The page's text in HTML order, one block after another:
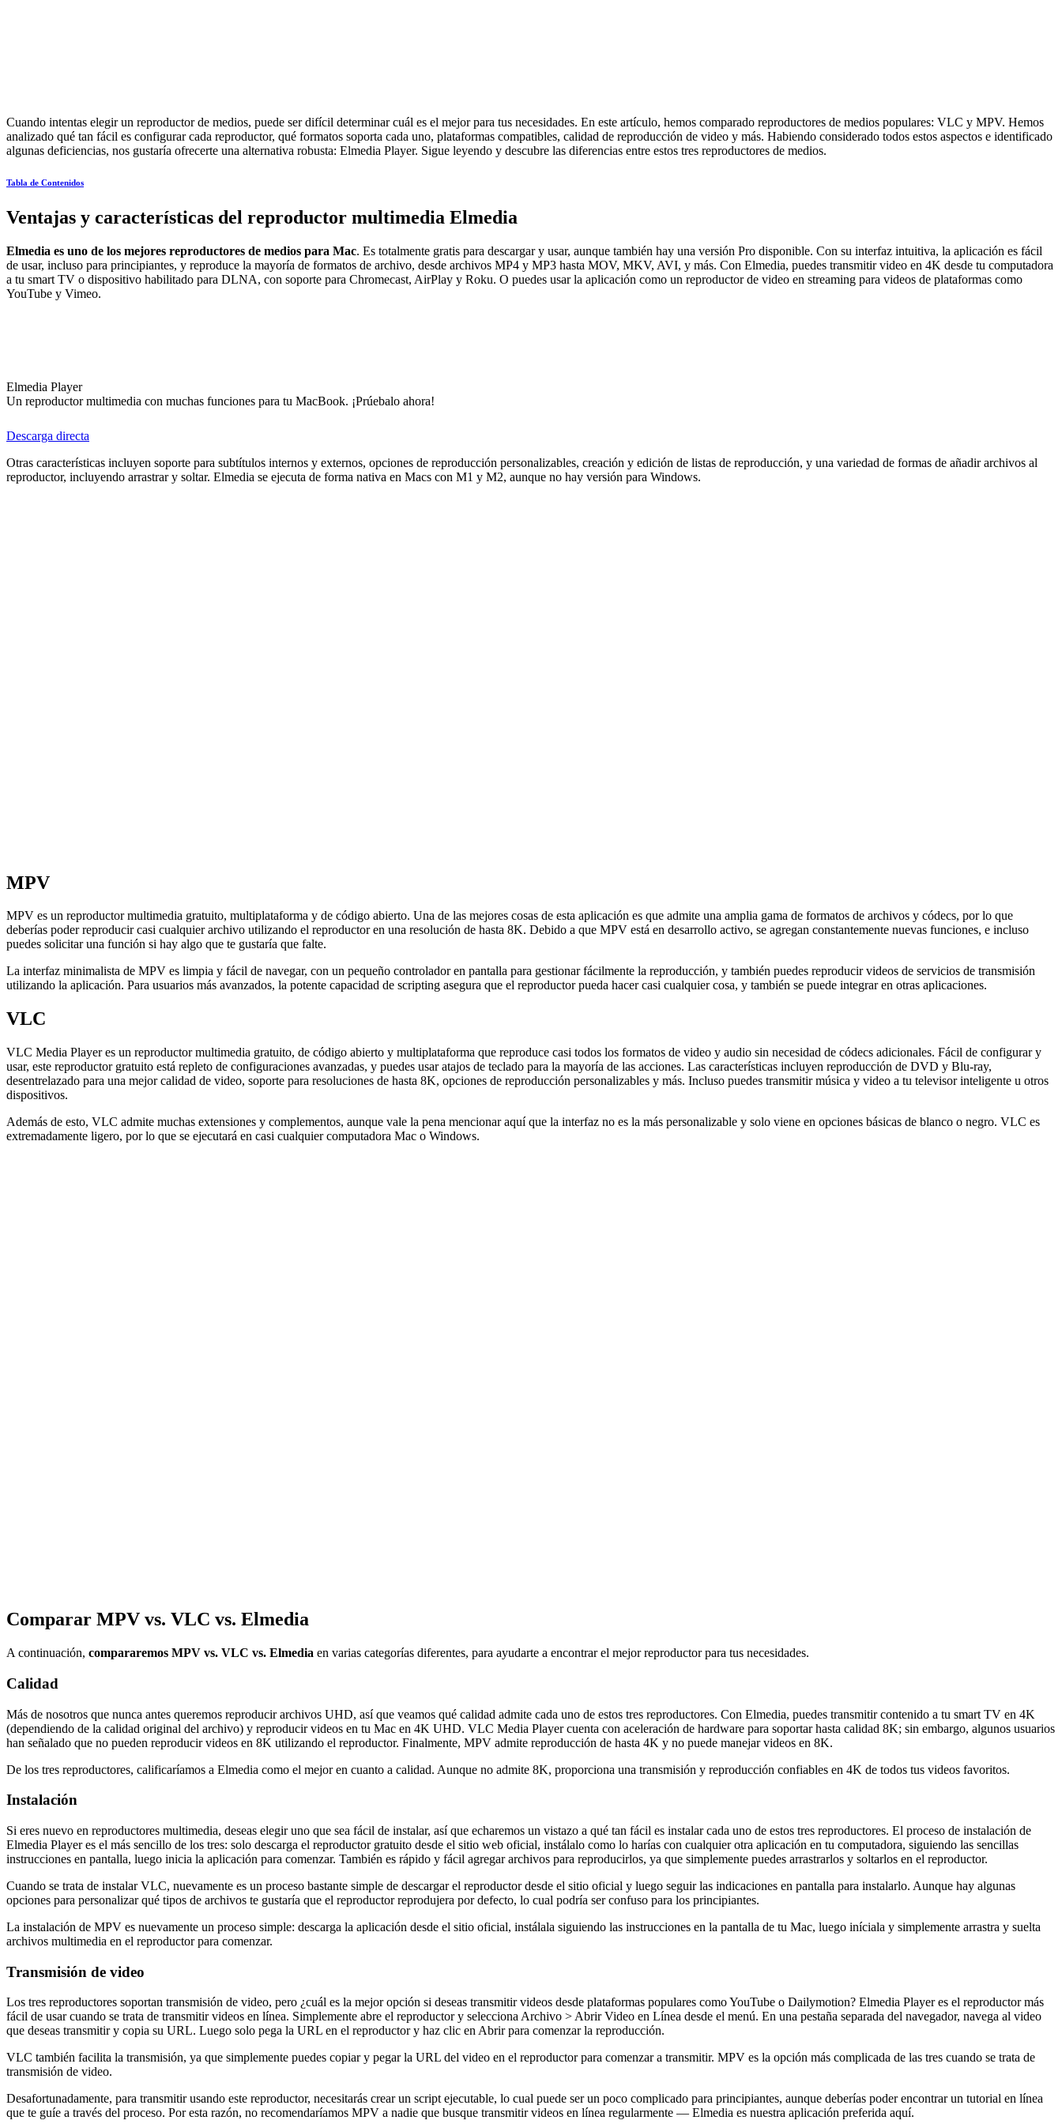
Cuando intentas elegir un reproductor de medios, puede ser difícil determinar cuál es el mejor para tus necesidades. En este artículo, hemos comparado reproductores de medios populares: VLC y MPV. Hemos
analizado qué tan fácil es configurar cada reproductor, qué formatos soporta cada uno, plataformas compatibles, calidad de reproducción de video y más. Habiendo considerado todos estos aspectos e identificado
algunas deficiencias, nos gustaría ofrecerte una alternativa robusta: Elmedia Player. Sigue leyendo y descubre las diferencias entre estos tres reproductores de medios.
Tabla de Contenidos
Ventajas y características del reproductor multimedia Elmedia
Elmedia es uno de los mejores reproductores de medios para Mac. Es totalmente gratis para descargar y usar, aunque también hay una versión Pro disponible. Con su interfaz intuitiva, la aplicación es fácil
de usar, incluso para principiantes, y reproduce la mayoría de formatos de archivo, desde archivos MP4 y MP3 hasta MOV, MKV, AVI, y más. Con Elmedia, puedes transmitir video en 4K desde tu computadora
a tu smart TV o dispositivo habilitado para DLNA, con soporte para Chromecast, AirPlay y Roku. O puedes usar la aplicación como un reproductor de video en streaming para videos de plataformas como
YouTube y Vimeo.
Elmedia Player
Un reproductor multimedia con muchas funciones para tu MacBook. ¡Prúebalo ahora!
Descarga directa
Otras características incluyen soporte para subtítulos internos y externos, opciones de reproducción personalizables, creación y edición de listas de reproducción, y una variedad de formas de añadir archivos al
reproductor, incluyendo arrastrar y soltar. Elmedia se ejecuta de forma nativa en Macs con M1 y M2, aunque no hay versión para Windows.
MPV
MPV es un reproductor multimedia gratuito, multiplataforma y de código abierto. Una de las mejores cosas de esta aplicación es que admite una amplia gama de formatos de archivos y códecs, por lo que
deberías poder reproducir casi cualquier archivo utilizando el reproductor en una resolución de hasta 8K. Debido a que MPV está en desarrollo activo, se agregan constantemente nuevas funciones, e incluso
puedes solicitar una función si hay algo que te gustaría que falte.
La interfaz minimalista de MPV es limpia y fácil de navegar, con un pequeño controlador en pantalla para gestionar fácilmente la reproducción, y también puedes reproducir videos de servicios de transmisión
utilizando la aplicación. Para usuarios más avanzados, la potente capacidad de scripting asegura que el reproductor pueda hacer casi cualquier cosa, y también se puede integrar en otras aplicaciones.
VLC
VLC Media Player es un reproductor multimedia gratuito, de código abierto y multiplataforma que reproduce casi todos los formatos de video y audio sin necesidad de códecs adicionales. Fácil de configurar y
usar, este reproductor gratuito está repleto de configuraciones avanzadas, y puedes usar atajos de teclado para la mayoría de las acciones. Las características incluyen reproducción de DVD y Blu-ray,
desentrelazado para una mejor calidad de video, soporte para resoluciones de hasta 8K, opciones de reproducción personalizables y más. Incluso puedes transmitir música y video a tu televisor inteligente u otros
dispositivos.
Además de esto, VLC admite muchas extensiones y complementos, aunque vale la pena mencionar aquí que la interfaz no es la más personalizable y solo viene en opciones básicas de blanco o negro. VLC es
extremadamente ligero, por lo que se ejecutará en casi cualquier computadora Mac o Windows.
Comparar MPV vs. VLC vs. Elmedia
A continuación, compararemos MPV vs. VLC vs. Elmedia en varias categorías diferentes, para ayudarte a encontrar el mejor reproductor para tus necesidades.
Calidad
Más de nosotros que nunca antes queremos reproducir archivos UHD, así que veamos qué calidad admite cada uno de estos tres reproductores. Con Elmedia, puedes transmitir contenido a tu smart TV en 4K
(dependiendo de la calidad original del archivo) y reproducir videos en tu Mac en 4K UHD. VLC Media Player cuenta con aceleración de hardware para soportar hasta calidad 8K; sin embargo, algunos usuarios
han señalado que no pueden reproducir videos en 8K utilizando el reproductor. Finalmente, MPV admite reproducción de hasta 4K y no puede manejar videos en 8K.
De los tres reproductores, calificaríamos a Elmedia como el mejor en cuanto a calidad. Aunque no admite 8K, proporciona una transmisión y reproducción confiables en 4K de todos tus videos favoritos.
Instalación
Si eres nuevo en reproductores multimedia, deseas elegir uno que sea fácil de instalar, así que echaremos un vistazo a qué tan fácil es instalar cada uno de estos tres reproductores. El proceso de instalación de
Elmedia Player es el más sencillo de los tres: solo descarga el reproductor gratuito desde el sitio web oficial, instálalo como lo harías con cualquier otra aplicación en tu computadora, siguiendo las sencillas
instrucciones en pantalla, luego inicia la aplicación para comenzar. También es rápido y fácil agregar archivos para reproducirlos, ya que simplemente puedes arrastrarlos y soltarlos en el reproductor.
Cuando se trata de instalar VLC, nuevamente es un proceso bastante simple de descargar el reproductor desde el sitio oficial y luego seguir las indicaciones en pantalla para instalarlo. Aunque hay algunas
opciones para personalizar qué tipos de archivos te gustaría que el reproductor reprodujera por defecto, lo cual podría ser confuso para los principiantes.
La instalación de MPV es nuevamente un proceso simple: descarga la aplicación desde el sitio oficial, instálala siguiendo las instrucciones en la pantalla de tu Mac, luego iníciala y simplemente arrastra y suelta
archivos multimedia en el reproductor para comenzar.
Transmisión de video
Los tres reproductores soportan transmisión de video, pero ¿cuál es la mejor opción si deseas transmitir videos desde plataformas populares como YouTube o Dailymotion? Elmedia Player es el reproductor más
fácil de usar cuando se trata de transmitir videos en línea. Simplemente abre el reproductor y selecciona Archivo > Abrir Video en Línea desde el menú. En una pestaña separada del navegador, navega al video
que deseas transmitir y copia su URL. Luego solo pega la URL en el reproductor y haz clic en Abrir para comenzar la reproducción.
VLC también facilita la transmisión, ya que simplemente puedes copiar y pegar la URL del video en el reproductor para comenzar a transmitir. MPV es la opción más complicada de las tres cuando se trata de
transmisión de video.
Desafortunadamente, para transmitir usando este reproductor, necesitarás crear un script ejecutable, lo cual puede ser un poco complicado para principiantes, aunque deberías poder encontrar un tutorial en línea
que te guíe a través del proceso. Por esta razón, no recomendaríamos MPV a nadie que busque transmitir videos en línea regularmente — Elmedia es nuestra aplicación preferida aquí.